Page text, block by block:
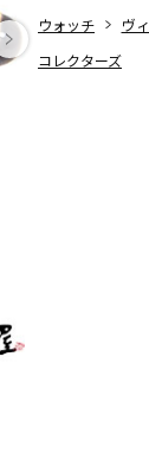
BRAND /
ウォッチ
ヴ
コレクターズ